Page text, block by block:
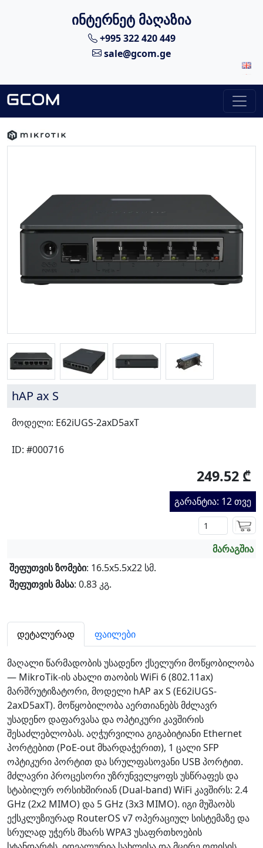
ინტერნეტ მაღაზია
+995 322 420 449
sale@gcom.ge
hAP ax S
მოდელი: E62iUGS-2axD5axT
ID: #000716
249.52 ₾
გარანტია: 12 თვე
მარაგშია
შეფუთვის ზომები: 16.5x5.5x22 სმ.
შეფუთვის მასა: 0.83 კგ.
დეტალურად ფაილები
მაღალი წარმადობის უსადენო ქსელური მოწყობილობა
— MikroTik-ის ახალი თაობის WiFi 6 (802.11ax)
მარშრუტიზატორი, მოდელი hAP ax S (E62iUGS-
2axD5axT). მოწყობილობა აერთიანებს მძლავრ
უსადენო დაფარვასა და ოპტიკური კავშირის
შესაძლებლობას. აღჭურვილია გიგაბიტიანი Ethernet
პორტებით (PoE-out მხარდაჭერით), 1 ცალი SFP
ოპტიკური პორტით და სრულფასოვანი USB პორტით.
მძლავრი პროცესორი უზრუნველყოფს უსწრაფეს და
სტაბილურ ორსიხშირიან (Dual-band) WiFi კავშირს: 2.4
GHz (2x2 MIMO) და 5 GHz (3x3 MIMO). იგი მუშაობს
ექსკლუზიურად RouterOS v7 ოპერაციულ სისტემაზე და
სრულად უჭერს მხარს WPA3 უსაფრთხოების